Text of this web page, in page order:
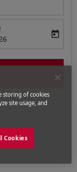
return-date-aria-label
today
storing of cookies
site usage, and
Cookies